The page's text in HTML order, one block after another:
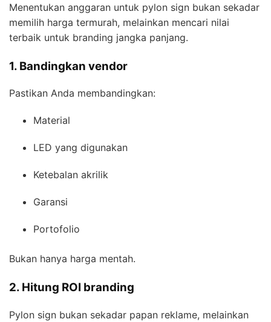
Menentukan anggaran untuk pylon sign bukan sekadar
memilih harga termurah, melainkan mencari nilai
terbaik untuk branding jangka panjang.
1. Bandingkan vendor
Pastikan Anda membandingkan:
Material
LED yang digunakan
Ketebalan akrilik
Garansi
Portofolio
Bukan hanya harga mentah.
2. Hitung ROI branding
Pylon sign bukan sekadar papan reklame, melainkan